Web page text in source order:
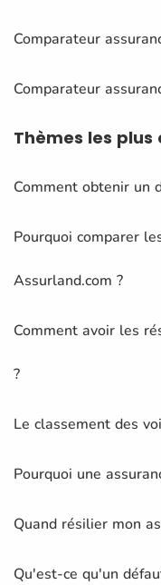
Comparateur
Comparateur
Thèmes les plus
Comment obtenir un
Pourquoi comparer
Assurland.com ?
Comment avoir les
?
Le classement des
Pourquoi une
Quand résilier mon
Qu'est-ce qu'un